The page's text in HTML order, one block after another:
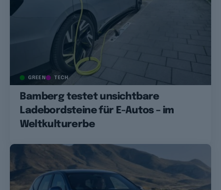
GREEN TECH
Bamberg testet unsichtbare
Ladebordsteine für E-Autos – im
Weltkulturerbe